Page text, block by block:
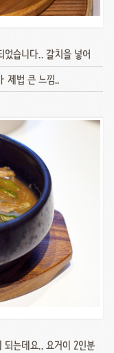
습니다.. 갈치을 넣어
제법 큰 느낌..
는데요.. 요거이 2인분